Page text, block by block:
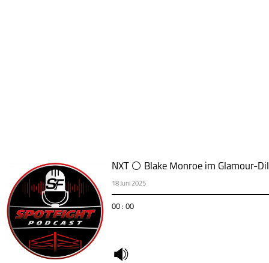
NXT ⚪ Blake Monroe im Glamour-
18 Juni 2025
00 : 00